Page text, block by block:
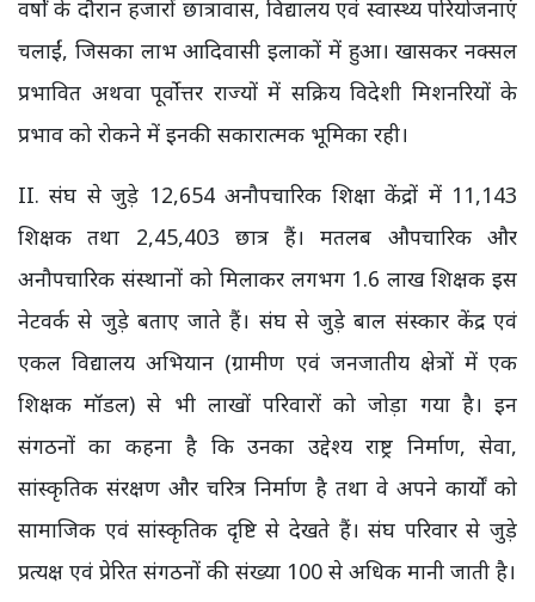
वर्षों के दौरान हजारों छात्रावास, विद्यालय एवं स्वास्थ्य परियोजनाएं
चलाईं, जिसका लाभ आदिवासी इलाकों में हुआ। खासकर नक्सल
प्रभावित अथवा पूर्वोत्तर राज्यों में सक्रिय विदेशी मिशनरियों के
प्रभाव को रोकने में इनकी सकारात्मक भूमिका रही।
II. संघ से जुड़े 12,654 अनौपचारिक शिक्षा केंद्रों में 11,143
शिक्षक तथा 2,45,403 छात्र हैं। मतलब औपचारिक और
अनौपचारिक संस्थानों को मिलाकर लगभग 1.6 लाख शिक्षक इस
नेटवर्क से जुड़े बताए जाते हैं। संघ से जुड़े बाल संस्कार केंद्र एवं
एकल विद्यालय अभियान (ग्रामीण एवं जनजातीय क्षेत्रों में एक
शिक्षक मॉडल) से भी लाखों परिवारों को जोड़ा गया है। इन
संगठनों का कहना है कि उनका उद्देश्य राष्ट्र निर्माण, सेवा,
सांस्कृतिक संरक्षण और चरित्र निर्माण है तथा वे अपने कार्यों को
सामाजिक एवं सांस्कृतिक दृष्टि से देखते हैं। संघ परिवार से जुड़े
प्रत्यक्ष एवं प्रेरित संगठनों की संख्या 100 से अधिक मानी जाती है।